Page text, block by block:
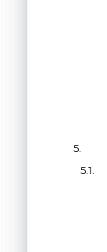
5.
5.1.